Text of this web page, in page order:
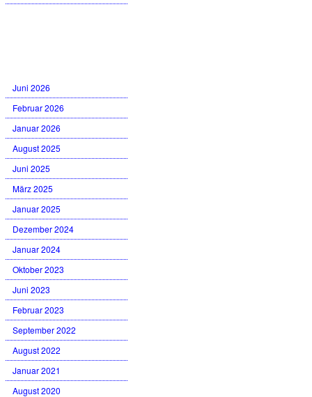
Juni 2026
Februar 2026
Januar 2026
August 2025
Juni 2025
März 2025
Januar 2025
Dezember 2024
Januar 2024
Oktober 2023
Juni 2023
Februar 2023
September 2022
August 2022
Januar 2021
August 2020